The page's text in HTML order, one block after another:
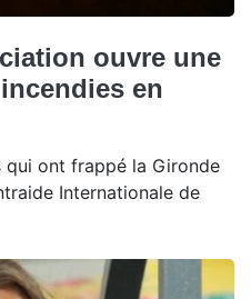
ouvre une
en
qui ont frappé la Gironde
Internationale de